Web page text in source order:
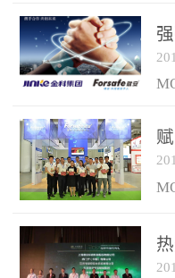
是针对这种高大空间建筑
物的消防设施、设备通
现场图像的实时获取、预
处理和特征提取分析，
现火焰的跟踪和识别。能
更早的进行预警，达到
报早防的效果。 系统
成示意图： 图像型火
和监控端两大部分组成
两者之间通过以太网相